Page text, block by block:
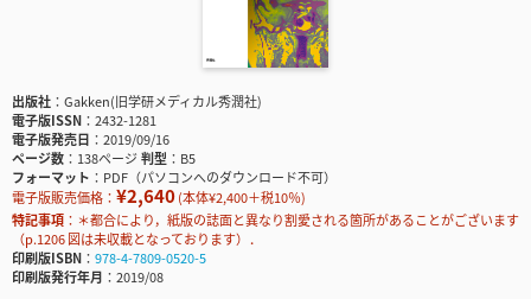
出版社
Gakken(旧学研メディカル秀潤社)
電子版ISSN
2432-1281
電子版発売日
2019/09/16
ページ数
138ページ判型
B5
フォーマット
PDF（パソコンへのダウンロード不可）
電子版販売価格： ¥2,640(本体¥2,400＋税10％)
特記事項
＊都合により，紙版の誌面と異なり割愛される箇所があることがございます
（p.1206 図は未収載となっております）．
印刷版ISBN
978-4-7809-0520-5
印刷版発行年月
2019/08